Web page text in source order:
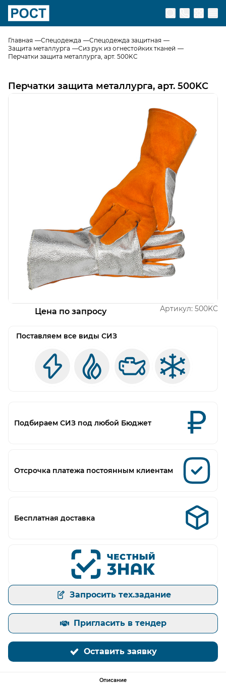
Перейти на главную страницу
Главная Спецодежда
Спецодежда защитная
Защита металлурга
Сиз рук из огнестойких тканей
Перчатки защита металлурга, арт. 500KC
Открыть изображение
Перчатки защита металлурга, арт. 500KC
Цена по запросу Артикул: 500KC
Поставляем все виды СИЗ
Подбираем СИЗ под любой Бюджет
Отсрочка платежа постоянным клиентам
Бесплатная доставка
Запросить тех.задание
Пригласить в тендер
Оставить заявку
Описание